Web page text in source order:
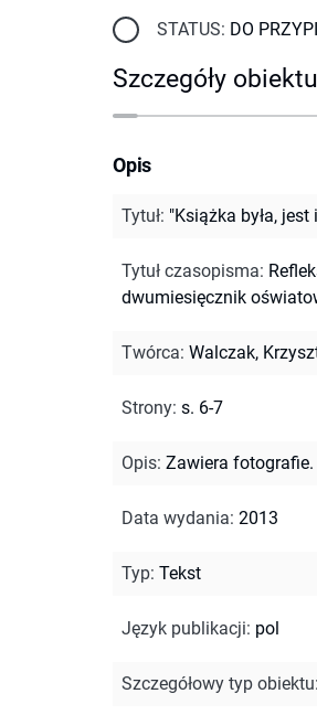
STATUS: DO
Szczegóły obiektu
Opis
Tytuł: "Książka była, jest
Tytuł czasopisma:
dwumiesięcznik
Twórca: Walczak,
Strony: s. 6-7
Opis: Zawiera fotografie.
Data wydania: 2013
Typ: Tekst
Język publikacji: pol
Szczegółowy typ obiektu: